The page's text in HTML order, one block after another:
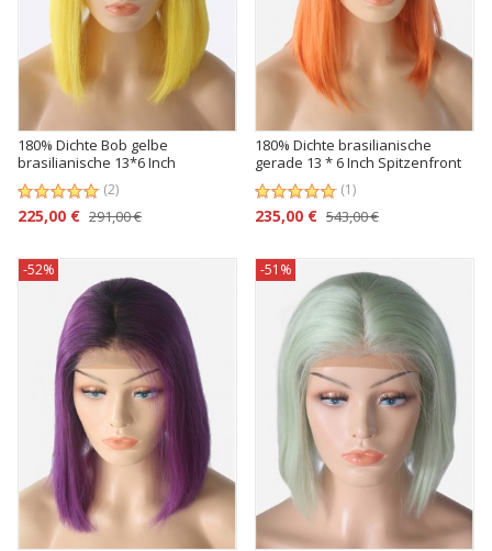
180% Dichte Bob gelbe
brasilianische 13*6 Inch
Spitzenfront echthaar Perücke
(2)
291,00 €
225,00 €
180% Dichte brasilianische
gerade 13 * 6 Inch Spitzenfront
Perücke
(1)
543,00 €
235,00 €
-52% -51%